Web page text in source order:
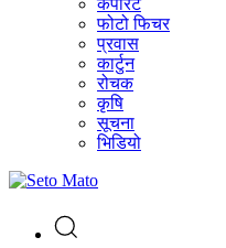
फोटो फिचर
प्रवास
कार्टुन
रोचक
कृषि
सूचना
भिडियो